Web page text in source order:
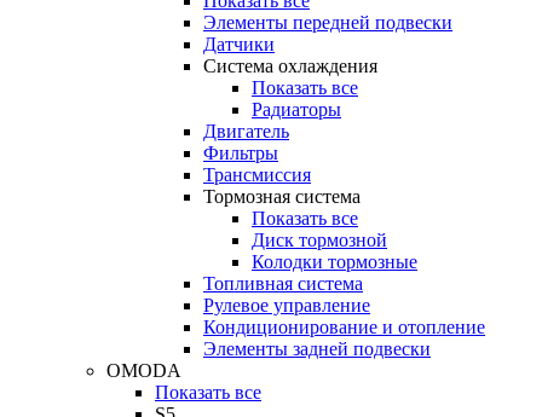
Элементы передней подвески
Датчики
Система охлаждения
Показать все
Радиаторы
Двигатель
Фильтры
Трансмиссия
Тормозная система
Показать все
Диск тормозной
Колодки тормозные
Топливная система
Рулевое управление
Кондиционирование и отопление
Элементы задней подвески
OMODA
Показать все